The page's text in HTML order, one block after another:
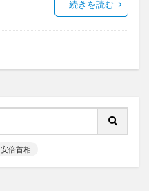
続きを読む
安倍首相